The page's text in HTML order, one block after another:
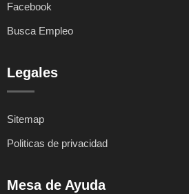
Facebook
Busca Empleo
Legales
Sitemap
Politicas de privacidad
Mesa de Ayuda